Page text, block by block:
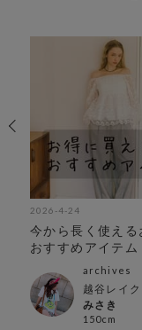
2026-4-24
今から長く使える
おすすめアイテム
archives
越谷レイ
みさき
150cm